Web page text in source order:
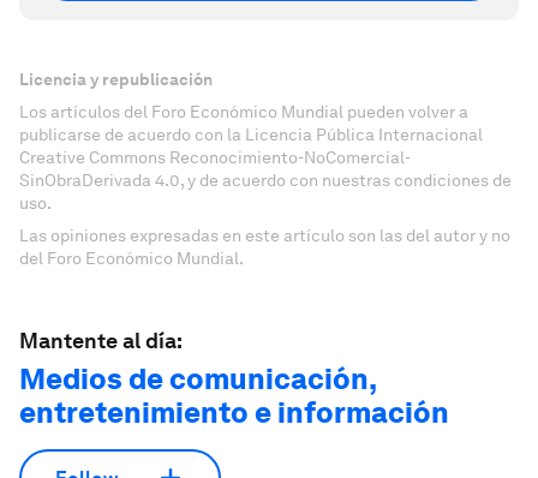
Licencia y republicación
Los artículos del Foro Económico Mundial pueden volver a
publicarse de acuerdo con la Licencia Pública Internacional
Creative Commons Reconocimiento-NoComercial-
SinObraDerivada 4.0, y de acuerdo con nuestras condiciones de
uso.
Las opiniones expresadas en este artículo son las del autor y no
del Foro Económico Mundial.
Mantente al día:
Medios de comunicación,
entretenimiento e información